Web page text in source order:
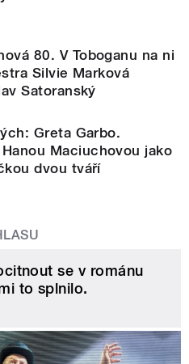
80. V Toboganu na ni
Silvie Marková
Satoranský
Greta Garbo.
Maciuchovou jako
dvou tváří
se v románu
to splnilo.